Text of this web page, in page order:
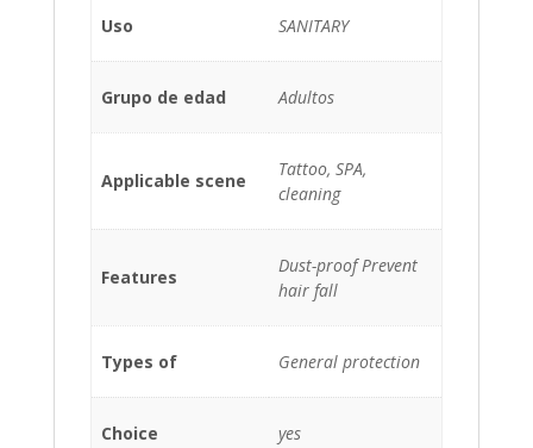
Uso SANITARY
Grupo de edad Adultos
Applicable scene
Tattoo, SPA,
cleaning
Features
Dust-proof Prevent
hair fall
Types of General protection
Choice yes